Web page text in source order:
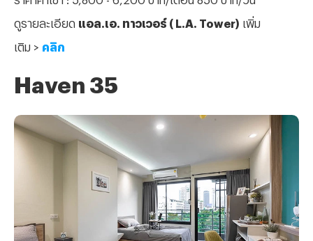
ดูรายละเอียด แอล.เอ. ทาวเวอร์ ( L.A. Tower) เพิ่ม
เติม > คลิก
Haven 35